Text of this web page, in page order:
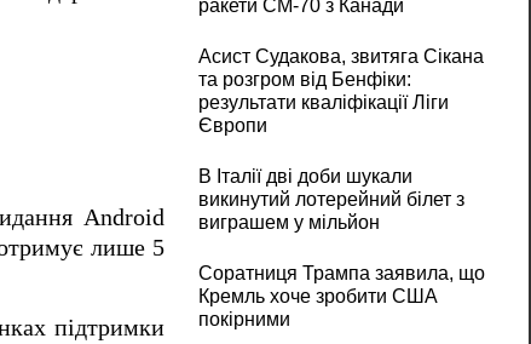
Android
лише 5
підтримки
ракети CM-70 з Канади
Асист Судакова, звитяга Сікана
та розгром від Бенфіки:
результати кваліфікації Ліги
Європи
В Італії дві доби шукали
викинутий лотерейний білет з
виграшем у мільйон
Соратниця Трампа заявила, що
Кремль хоче зробити США
покірними